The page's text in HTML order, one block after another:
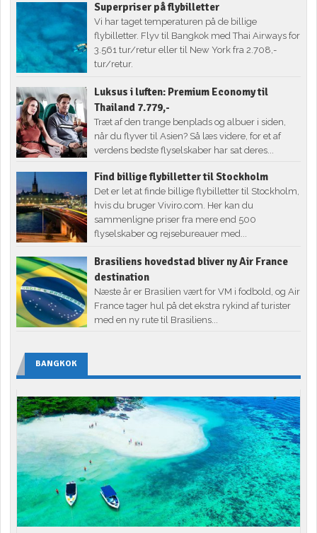
Superpriser på flybilletter
Vi har taget temperaturen på de billige
flybilletter. Flyv til Bangkok med Thai Airways for
3.561 tur/retur eller til New York fra 2.708,-
tur/retur.
Luksus i luften: Premium Economy til
Thailand 7.779,-
Træt af den trange benplads og albuer i siden,
når du flyver til Asien? Så læs videre, for et af
verdens bedste flyselskaber har sat deres...
Find billige flybilletter til Stockholm
Det er let at finde billige flybilletter til Stockholm,
hvis du bruger Viviro.com. Her kan du
sammenligne priser fra mere end 500
flyselskaber og rejsebureauer med...
Brasiliens hovedstad bliver ny Air France
destination
Næste år er Brasilien vært for VM i fodbold, og Air
France tager hul på det ekstra rykind af turister
med en ny rute til Brasiliens...
BANGKOK